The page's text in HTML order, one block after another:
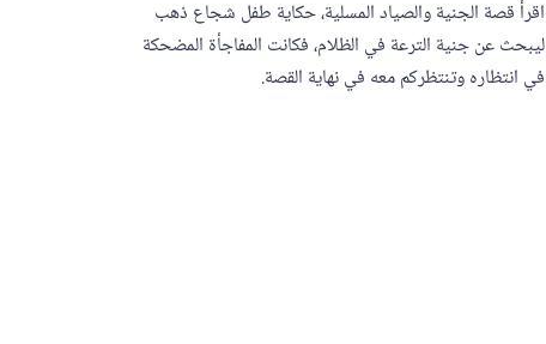
اقرأ قصة الجنية والصياد المسلية، حكاية طفل شجاع ذهب
ليبحث عن جنية الترعة في الظلام، فكانت المفاجأة المضحكة
في انتظاره وتنتظركم معه في نهاية القصة.